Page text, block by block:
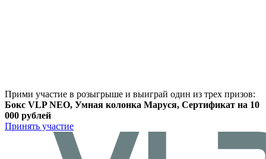
Прими участие в розыгрыше и выиграй один из трех призов:
Бокс VLP NEO, Умная колонка Маруся, Сертификат на 10
000 рублей
Принять участие